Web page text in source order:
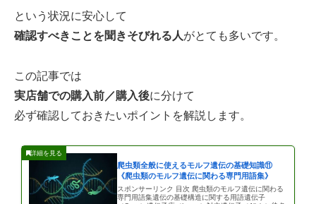
という状況に安心して
確認すべきことを聞きそびれる人がとても多いです。
この記事では
実店舗での購入前／購入後に分けて
必ず確認しておきたいポイントを解説します。
爬虫類全般に使えるモルフ遺伝の基礎知識⑪
《爬虫類のモルフ遺伝に関わる専門用語集》
スポンサーリンク 目次 爬虫類のモルフ遺伝に関わる
専門用語集遺伝の基礎構造に関する用語遺伝子